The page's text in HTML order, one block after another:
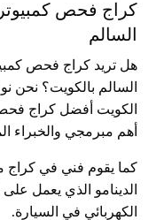
كراج فحص
السالم
هل تريد كراج فحص
السالم بالكويت؟ نحن
الكويت أفضل كراج
أهم مبرمجي والخبراء
كما يقوم فني في
الدينامو الذي يعمل على
الكهربائي في السيارة.